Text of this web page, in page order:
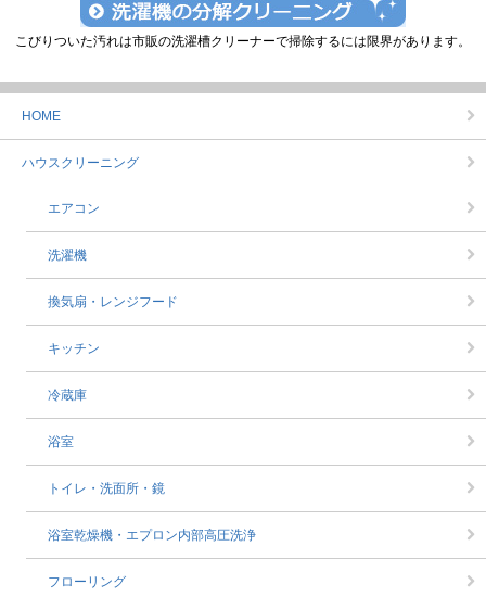
こびりついた汚れは市販の洗濯槽クリーナーで掃除するには限界があります。
HOME
ハウスクリーニング
エアコン
洗濯機
換気扇・レンジフード
キッチン
冷蔵庫
浴室
トイレ・洗面所・鏡
浴室乾燥機・エプロン内部高圧洗浄
フローリング